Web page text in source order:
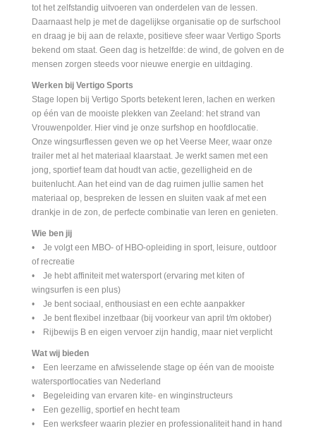
tot het zelfstandig uitvoeren van onderdelen van de lessen.
Daarnaast help je met de dagelijkse organisatie op de surfschool
en draag je bij aan de relaxte, positieve sfeer waar Vertigo Sports
bekend om staat. Geen dag is hetzelfde: de wind, de golven en de
mensen zorgen steeds voor nieuwe energie en uitdaging.
Werken bij Vertigo Sports
Stage lopen bij Vertigo Sports betekent leren, lachen en werken
op één van de mooiste plekken van Zeeland: het strand van
Vrouwenpolder. Hier vind je onze surfshop en hoofdlocatie.
Onze wingsurflessen geven we op het Veerse Meer, waar onze
trailer met al het materiaal klaarstaat. Je werkt samen met een
jong, sportief team dat houdt van actie, gezelligheid en de
buitenlucht. Aan het eind van de dag ruimen jullie samen het
materiaal op, bespreken de lessen en sluiten vaak af met een
drankje in de zon, de perfecte combinatie van leren en genieten.
Wie ben jij
• Je volgt een MBO- of HBO-opleiding in sport, leisure, outdoor
of recreatie
• Je hebt affiniteit met watersport (ervaring met kiten of
wingsurfen is een plus)
• Je bent sociaal, enthousiast en een echte aanpakker
• Je bent flexibel inzetbaar (bij voorkeur van april t/m oktober)
• Rijbewijs B en eigen vervoer zijn handig, maar niet verplicht
Wat wij bieden
• Een leerzame en afwisselende stage op één van de mooiste
watersportlocaties van Nederland
• Begeleiding van ervaren kite- en winginstructeurs
• Een gezellig, sportief en hecht team
• Een werksfeer waarin plezier en professionaliteit hand in hand